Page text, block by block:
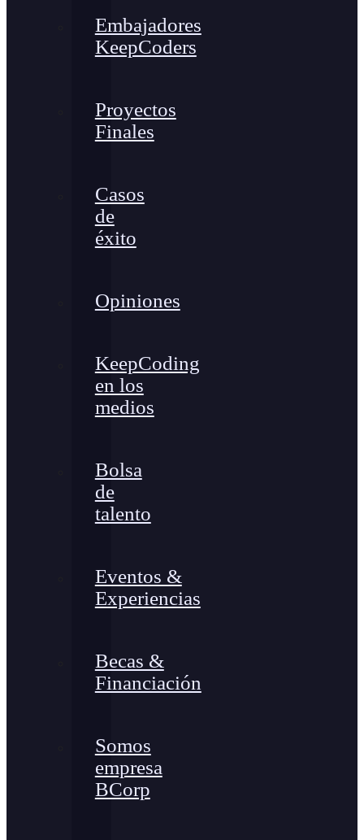
Embajadores
KeepCoders
Proyectos
Finales
Casos
de
éxito
Opiniones
KeepCoding
en los
medios
Bolsa
de
talento
Eventos &
Experiencias
Becas &
Financiación
Somos
empresa
BCorp